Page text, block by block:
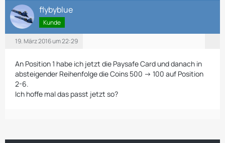
flybyblue
Kunde
19. März 2016 um 22:29
An Position 1 habe ich jetzt die Paysafe Card und danach in
absteigender Reihenfolge die Coins 500 -> 100 auf Position
2-6.
Ich hoffe mal das passt jetzt so?